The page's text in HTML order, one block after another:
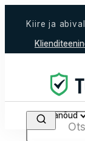
Kiire ja
Search
Tööjalanõud